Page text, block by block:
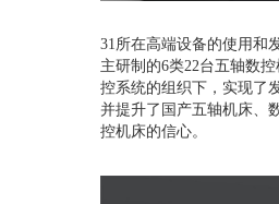
31 所在高端设备的使用和
主研制的6类22台五轴数控
控系统的组织下，实现了
并提升了国产五轴机床、
控机床的信心。